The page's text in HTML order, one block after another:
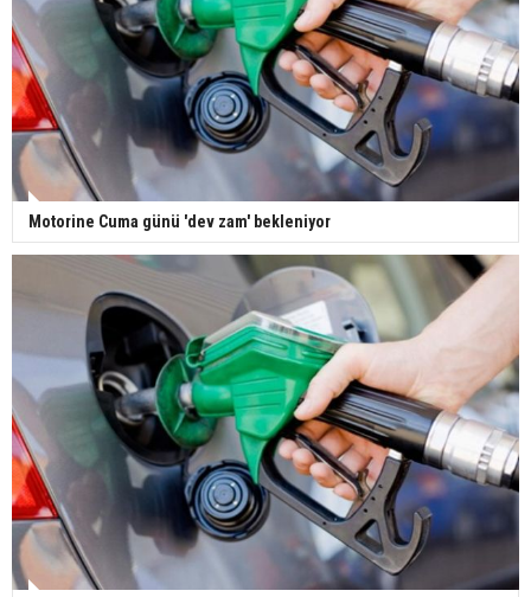
Motorine Cuma günü 'dev zam' bekleniyor